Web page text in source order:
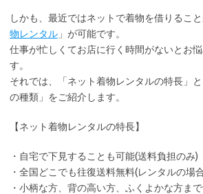
しかも、最近ではネットで着物を借りるこ
物レンタル 」が可能です。
仕事が忙しくてお店に行く時間がないとお
す。
それでは、「ネット着物レンタルの特長」
の種類」をご紹介します。
【ネット着物レンタルの特長】
・ 自宅で下見することも可能(送料負担のみ)
・全国どこでも往復送料無料(レンタルの場
・小柄な方、背の高い方、ふくよかな方ま